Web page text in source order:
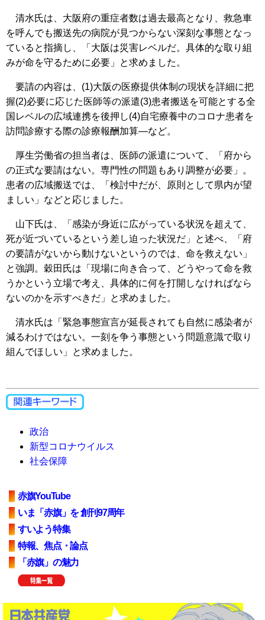
清水氏は、大阪府の重症者数は過去最高となり、救急車
を呼んでも搬送先の病院が見つからない深刻な事態となっ
ていると指摘し、「大阪は災害レベルだ。具体的な取り組
みが命を守るために必要」と求めました。
要請の内容は、(1)大阪の医療提供体制の現状を詳細に把
握(2)必要に応じた医師等の派遣(3)患者搬送を可能とする全
国レベルの広域連携を後押し(4)自宅療養中のコロナ患者を
訪問診療する際の診療報酬加算―など。
厚生労働省の担当者は、医師の派遣について、「府から
の正式な要請はない。専門性の問題もあり調整が必要」。
患者の広域搬送では、「検討中だが、原則として県内が望
ましい」などと応じました。
山下氏は、「感染が身近に広がっている状況を超えて、
死が近づいているという差し迫った状況だ」と述べ、「府
の要請がないから動けないというのでは、命を救えない」
と強調。穀田氏は「現場に向き合って、どうやって命を救
うかという立場で考え、具体的に何を打開しなければなら
ないのかを示すべきだ」と求めました。
清水氏は「緊急事態宣言が延長されても自然に感染者が
減るわけではない。一刻を争う事態という問題意識で取り
組んでほしい」と求めました。
政治
新型コロナウイルス
社会保障
赤旗YouTube
いま「赤旗」を 創刊97周年
すいよう特集
特報、焦点・論点
「赤旗」の魅力